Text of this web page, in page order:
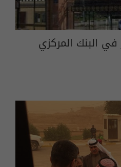
في البنك المركزي